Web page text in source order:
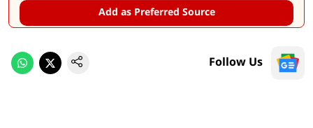
Add as Preferred Source
Follow Us